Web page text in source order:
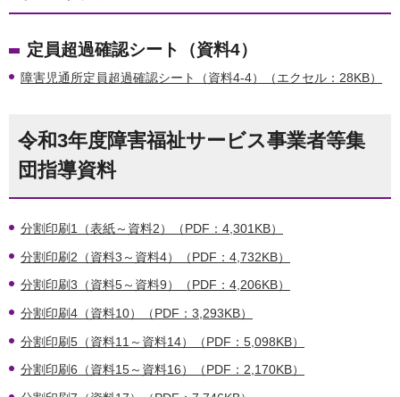
定員超過確認シート（資料4）
障害児通所定員超過確認シート（資料4-4）（エクセル：28KB）
令和3年度障害福祉サービス事業者等集
団指導資料
分割印刷1（表紙～資料2）（PDF：4,301KB）
分割印刷2（資料3～資料4）（PDF：4,732KB）
分割印刷3（資料5～資料9）（PDF：4,206KB）
分割印刷4（資料10）（PDF：3,293KB）
分割印刷5（資料11～資料14）（PDF：5,098KB）
分割印刷6（資料15～資料16）（PDF：2,170KB）